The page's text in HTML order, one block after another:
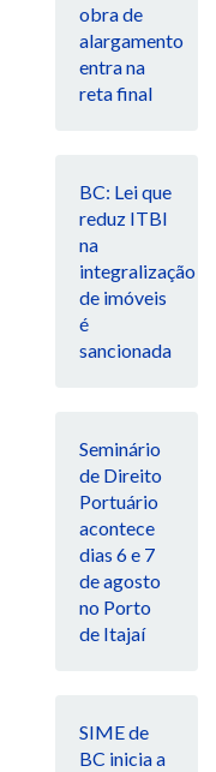
obra de
alargamento
entra na
reta final
BC: Lei que
reduz ITBI
na
integralização
de imóveis
é
sancionada
Seminário
de Direito
Portuário
acontece
dias 6 e 7
de agosto
no Porto
de Itajaí
SIME de
BC inicia a